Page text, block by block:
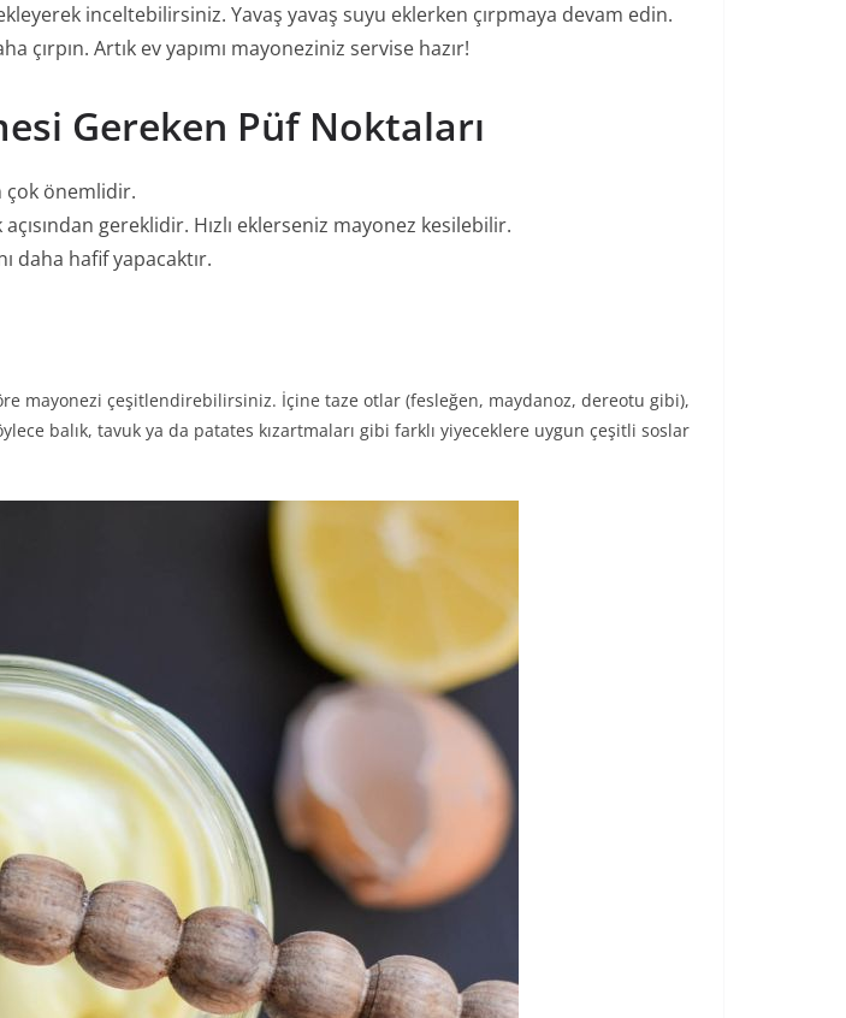
inceltebilirsiniz. Yavaş yavaş suyu eklerken çırpmaya devam edin.
çırpın. Artık ev yapımı mayoneziniz servise hazır!
Gereken Püf Noktaları
çok önemlidir.
gereklidir. Hızlı eklerseniz mayonez kesilebilir.
daha hafif yapacaktır.
mayonezi çeşitlendirebilirsiniz. İçine taze otlar (fesleğen, maydanoz, dereotu gibi),
balık, tavuk ya da patates kızartmaları gibi farklı yiyeceklere uygun çeşitli soslar